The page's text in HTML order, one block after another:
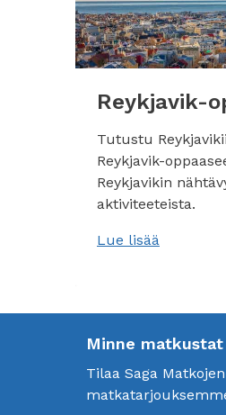
Reykjavik-
Tutustu
Reykjavik-
Reykjavikin
aktiviteeteista.
Lue lisää
Minne
Tilaa Saga